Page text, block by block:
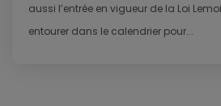
aussi l’entrée en vigueur de la Loi
entourer dans le calendrier pour...